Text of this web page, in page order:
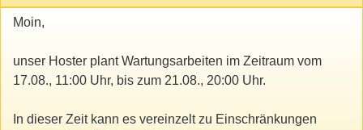
Moin,
unser Hoster plant Wartungsarbeiten im Zeitraum vom
17.08., 11:00 Uhr, bis zum 21.08., 20:00 Uhr.
In dieser Zeit kann es vereinzelt zu Einschränkungen